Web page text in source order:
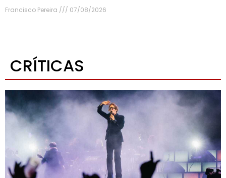
Francisco Pereira 07/08/2026
CRÍTICAS